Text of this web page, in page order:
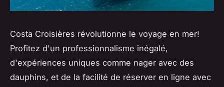
Costa Croisières révolutionne le voyage en mer!
Profitez d'un professionnalisme inégalé,
d'expériences uniques comme nager avec des
dauphins, et de la facilité de réserver en ligne avec